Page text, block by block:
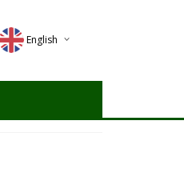
English
Deutsch